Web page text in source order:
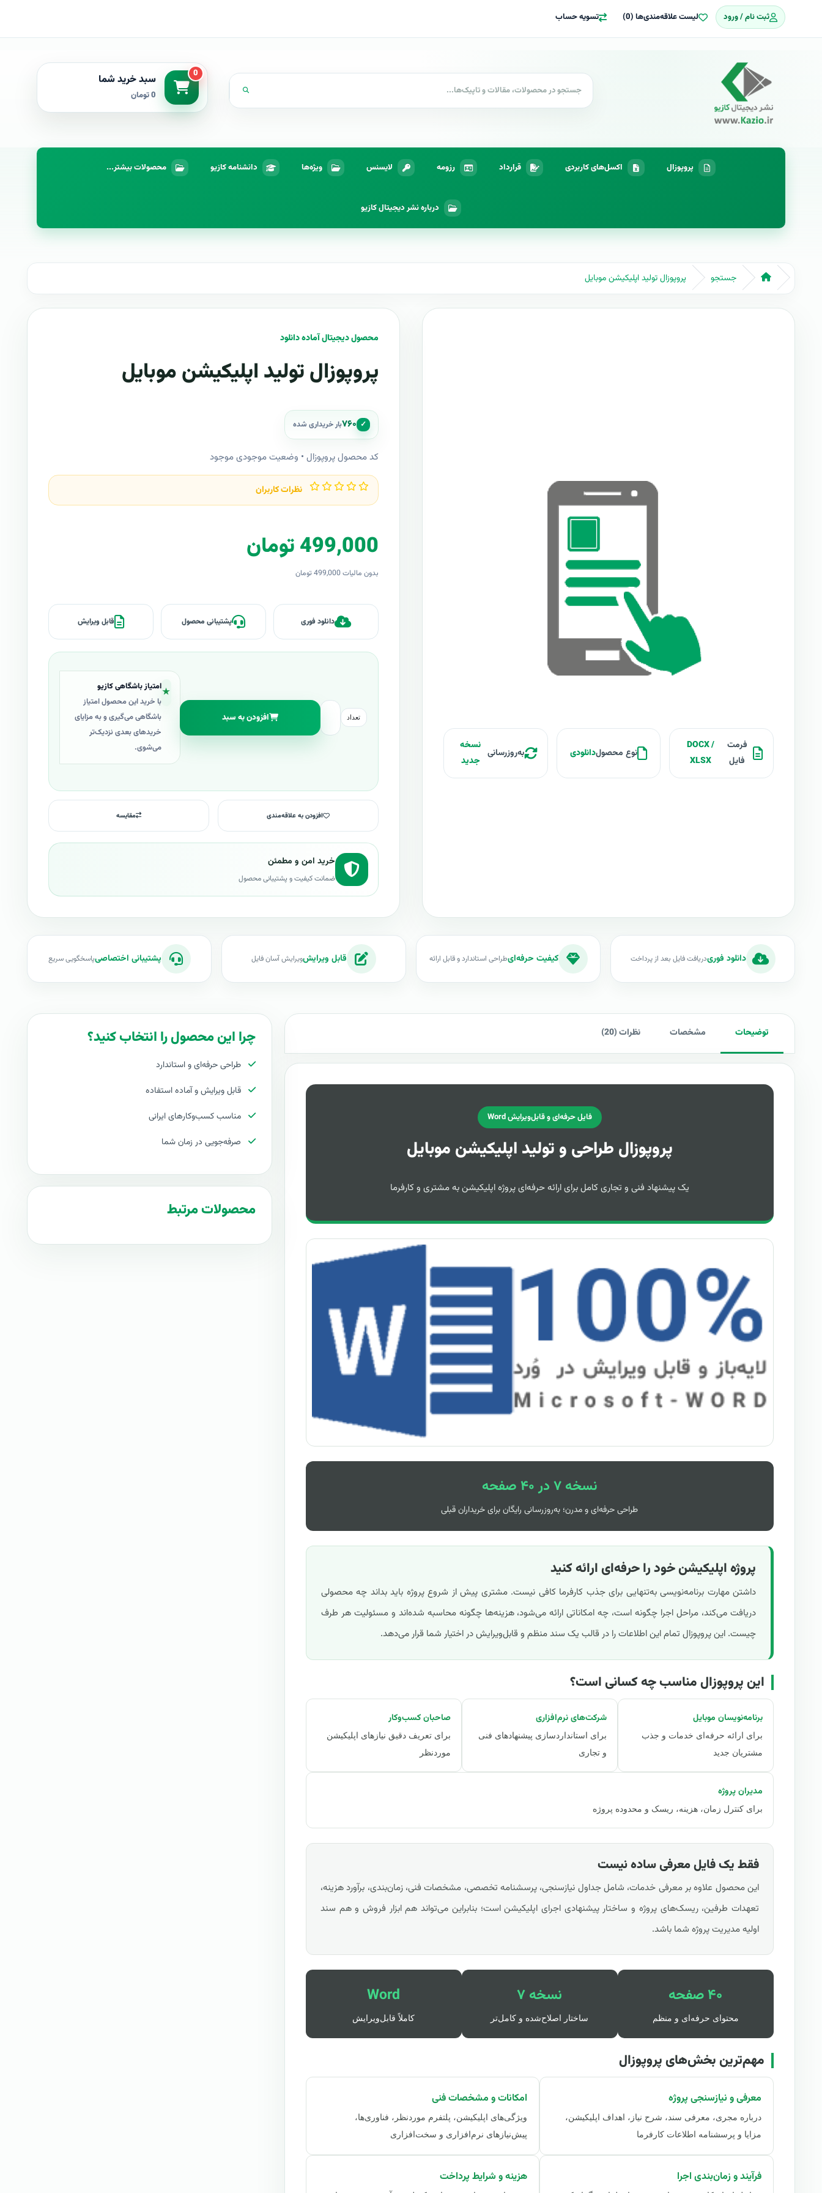
ثبت نام / ورود لیست علاقه‌مندی‌ها (0) تسویه حساب
0 سبد خرید شما
0 تومان
پروپوزال اکسل‌های کاربردی قرارداد رزومه لایسنس ویژه‌ها دانشنامه کازیو محصولات بیشتر...
درباره نشر دیجیتال کازیو
جستجو پروپوزال تولید اپلیکیشن موبایل
محصول دیجیتال آماده دانلود
پروپوزال تولید اپلیکیشن موبایل
✓ ۷۶۰بار خریداری شده
کد محصول پروپوزال • وضعیت موجودی موجود
نظرات کاربران
499,000 تومان
بدون مالیات 499,000 تومان
دانلود فوری پشتیبانی محصول قابل ویرایش
تعداد افزودن به سبد
★امتیاز باشگاهی کازیو
با خرید این محصول امتیاز
باشگاهی می‌گیری و به مزایای
خریدهای بعدی نزدیک‌تر
می‌شوی.
افزودن به علاقه‌مندی مقایسه
خرید امن و مطمئن
ضمانت کیفیت و پشتیبانی محصول
فرمت
فایل
DOCX /
XLSX
نوع محصولدانلودی به‌روزرسانی
نسخه
جدید
دانلود فوریدریافت فایل بعد از پرداخت کیفیت حرفه‌ایطراحی استاندارد و قابل ارائه قابل ویرایشویرایش آسان فایل پشتیبانی اختصاصیپاسخگویی سریع
توضیحات مشخصات نظرات (20)
فایل حرفه‌ای و قابل‌ویرایش Word
پروپوزال طراحی و تولید اپلیکیشن موبایل
یک پیشنهاد فنی و تجاری کامل برای ارائه حرفه‌ای پروژه اپلیکیشن به مشتری و کارفرما
نسخه ۷ در ۴۰ صفحه
طراحی حرفه‌ای و مدرن؛ به‌روزرسانی رایگان برای خریداران قبلی
پروژه اپلیکیشن خود را حرفه‌ای ارائه کنید
داشتن مهارت برنامه‌نویسی به‌تنهایی برای جذب کارفرما کافی نیست. مشتری پیش از شروع پروژه باید بداند چه محصولی
دریافت می‌کند، مراحل اجرا چگونه است، چه امکاناتی ارائه می‌شود، هزینه‌ها چگونه محاسبه شده‌اند و مسئولیت هر طرف
چیست. این پروپوزال تمام این اطلاعات را در قالب یک سند منظم و قابل‌ویرایش در اختیار شما قرار می‌دهد.
این پروپوزال مناسب چه کسانی است؟
برنامه‌نویسان موبایل
برای ارائه حرفه‌ای خدمات و جذب
مشتریان جدید
شرکت‌های نرم‌افزاری
برای استانداردسازی پیشنهادهای فنی
و تجاری
صاحبان کسب‌وکار
برای تعریف دقیق نیازهای اپلیکیشن
موردنظر
مدیران پروژه
برای کنترل زمان، هزینه، ریسک و محدوده پروژه
فقط یک فایل معرفی ساده نیست
این محصول علاوه بر معرفی خدمات، شامل جداول نیازسنجی، پرسشنامه تخصصی، مشخصات فنی، زمان‌بندی، برآورد هزینه،
تعهدات طرفین، ریسک‌های پروژه و ساختار پیشنهادی اجرای اپلیکیشن است؛ بنابراین می‌تواند هم ابزار فروش و هم سند
اولیه مدیریت پروژه شما باشد.
۴۰ صفحه
محتوای حرفه‌ای و منظم
نسخه ۷
ساختار اصلاح‌شده و کامل‌تر
Word
کاملاً قابل‌ویرایش
مهم‌ترین بخش‌های پروپوزال
معرفی و نیازسنجی پروژه
درباره مجری، معرفی سند، شرح نیاز، اهداف اپلیکیشن،
مزایا و پرسشنامه اطلاعات کارفرما
امکانات و مشخصات فنی
ویژگی‌های اپلیکیشن، پلتفرم موردنظر، فناوری‌ها،
پیش‌نیازهای نرم‌افزاری و سخت‌افزاری
فرآیند و زمان‌بندی اجرا هزینه و شرایط پرداخت
چرا این محصول را انتخاب کنید؟
طراحی حرفه‌ای و استاندارد
قابل ویرایش و آماده استفاده
مناسب کسب‌وکارهای ایرانی
صرفه‌جویی در زمان شما
محصولات مرتبط